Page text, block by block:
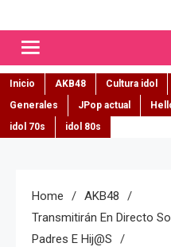
Inicio AKB48 Cultura idol
Generales
JPop actual
idol 70s
idol 80s
Home
AKB48
Transmitirán En Directo
Padres E Hij@s